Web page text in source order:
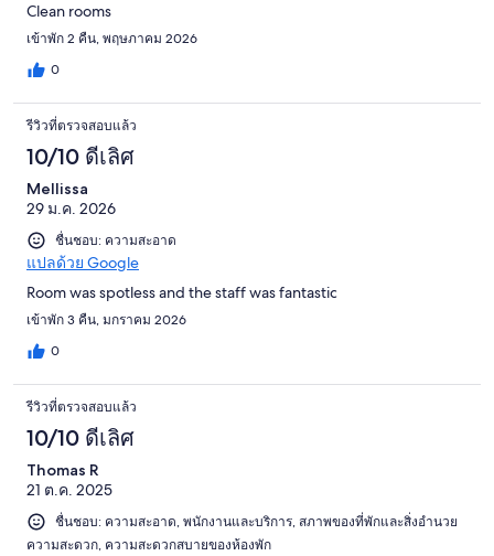
Clean rooms
เข้าพัก 2 คืน, พฤษภาคม 2026
0
รีวิวที่ตรวจสอบแล้ว
10/10 ดีเลิศ
Mellissa
29 ม.ค. 2026
ชื่นชอบ: ความสะอาด
แปลด้วย Google
Room was spotless and the staff was fantastic
เข้าพัก 3 คืน, มกราคม 2026
0
รีวิวที่ตรวจสอบแล้ว
10/10 ดีเลิศ
Thomas R
21 ต.ค. 2025
ชื่นชอบ: ความสะอาด, พนักงานและบริการ, สภาพของที่พักและสิ่งอำนวย
ความสะดวก, ความสะดวกสบายของห้องพัก